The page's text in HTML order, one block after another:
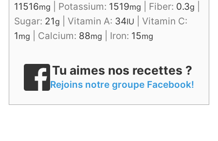
11516mg Potassium: 1519mg Fiber: 0.3g
Sugar: 21g Vitamin A: 34IU
Vitamin C:
1mg Calcium: 88mg Iron: 15mg
Tu aimes nos recettes ?
Rejoins notre groupe Facebook!